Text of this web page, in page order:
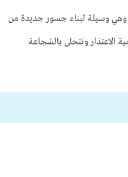
وهي وسيلة لبناء جسور جديدة من
الاعتذار ونتحلى بالشجاعة